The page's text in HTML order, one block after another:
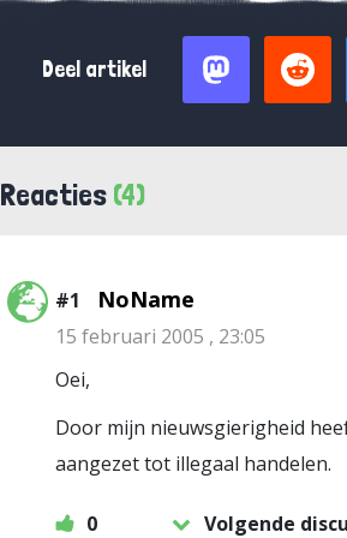
Deel artikel
Reacties (4)
#1 NoName
15 februari 2005 , 23:05
Oei,
Door mijn nieuwsgierigheid
aangezet tot illegaal handelen.
0 Volgende